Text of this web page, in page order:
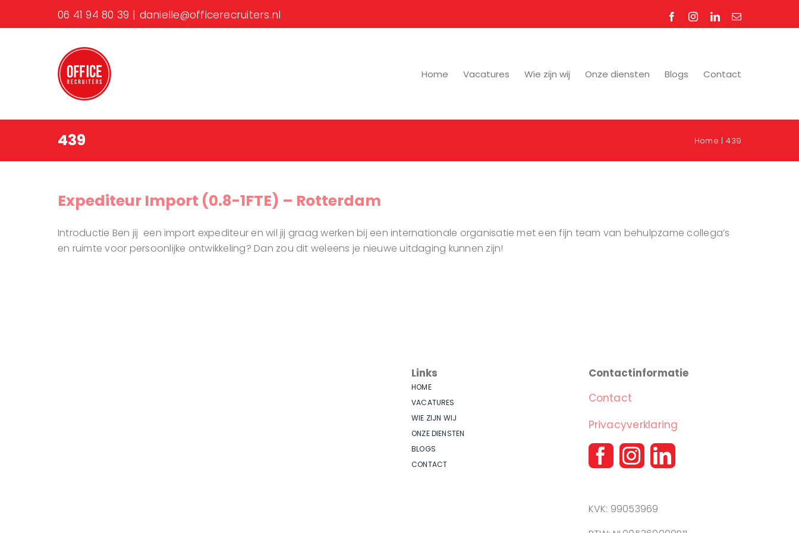
06 41 94 80 39 | danielle@officerecruiters.nl FacebookInstagramLinkedIn
E-
Home Vacatures Wie zijn wij Onze diensten Blogs Contact
439 Home 439
Expediteur Import (0.8-1FTE) – Rotterdam
Introductie Ben jij een import expediteur en wil jij graag werken bij een internationale organisatie met een fijn team van behulpzame collega’s
en ruimte voor persoonlijke ontwikkeling? Dan zou dit weleens je nieuwe uitdaging kunnen zijn!
Links
HOME
VACATURES
WIE ZIJN WIJ
ONZE DIENSTEN
BLOGS
CONTACT
Contactinformatie
Contact
Privacyverklaring
KVK: 99053969